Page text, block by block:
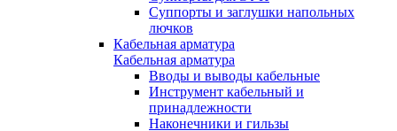
Суппорты и заглушки напольных
лючков
Кабельная арматура
Кабельная арматура
Вводы и выводы кабельные
Инструмент кабельный и
принадлежности
Наконечники и гильзы